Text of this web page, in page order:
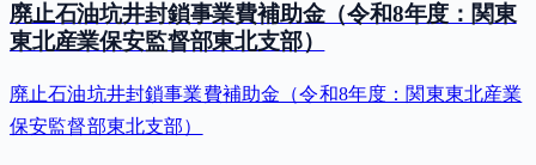
廃止石油坑井封鎖事業費補助金（令和8年度：関東
東北産業保安監督部東北支部）
廃止石油坑井封鎖事業費補助金（令和8年度：関東東北産業
保安監督部東北支部）